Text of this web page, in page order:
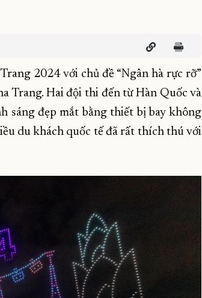
2024 với chủ đề “Ngân hà rực rỡ”
Trang. Hai đội thi đến từ Hàn Quốc và
sáng đẹp mắt bằng thiết bị bay không
du khách quốc tế đã rất thích thú với